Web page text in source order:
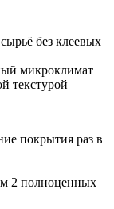
без клеевых
микроклимат
текстурой
покрытия раз в
2 полноценных